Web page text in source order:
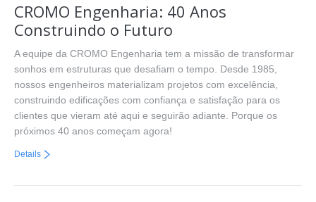
CROMO Engenharia: 40 Anos
Construindo o Futuro
A equipe da CROMO Engenharia tem a missão de transformar
sonhos em estruturas que desafiam o tempo. Desde 1985,
nossos engenheiros materializam projetos com excelência,
construindo edificações com confiança e satisfação para os
clientes que vieram até aqui e seguirão adiante. Porque os
próximos 40 anos começam agora!
Details